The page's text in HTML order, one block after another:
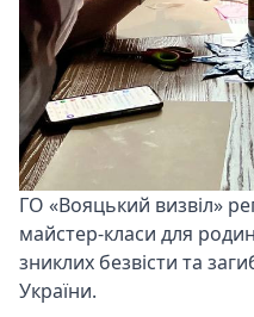
ГО «Вояцький визвіл»
майстер-класи для
зниклих безвісти та
України.